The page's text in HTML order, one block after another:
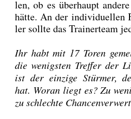
len, ob es über­haupt
hät­te. An der indi­vi­du­el­len
ler soll­te das Trai­ner­team
Ihr habt mit 17 Toren
die wenigs­ten Tref­fer der
ist der ein­zi­ge Stür­mer,
hat. Wor­an liegt es? Zu
zu schlech­te